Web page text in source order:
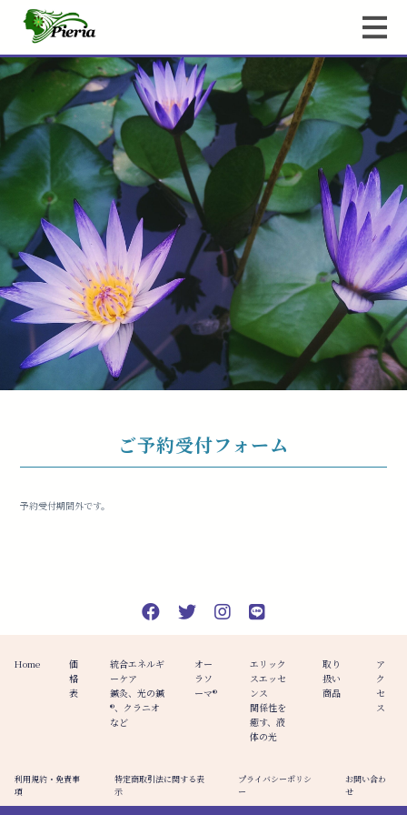
ご予約受付フォーム
予約受付期間外です。
Home
価
格
表
統合エネルギ
ーケア
鍼灸、光の鍼
®︎、クラニオ
など
オー
ラソ
ーマ®️
エリック
スエッセ
ンス
関係性を
癒す、液
体の光
取り
扱い
商品
ア
ク
セ
ス
利用規約・免責事
項
特定商取引法に関する表
示
プライバシーポリシ
ー
お問い合わ
せ